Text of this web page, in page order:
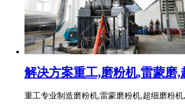
解决方案重工,磨粉机,雷蒙磨
重工专业制造磨粉机,雷蒙磨粉机,超细磨粉